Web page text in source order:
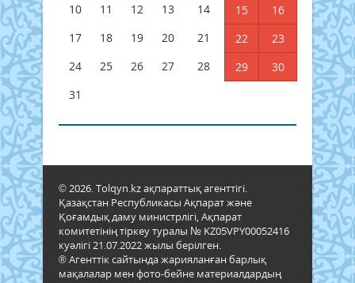
10
11 12 13 14 15
16
17
18 19 20 21 22
23
24
25 26 27 28 29
30
31
© 2026. Tolqyn.kz ақпараттық агенттігі.
Қазақстан Республикасы Ақпарат және
Қоғамдық даму министрлігі, Ақпарат
комитетінің тіркеу туралы № KZ05VPY00052416
куәлігі 21.07.2022 жылы берілген.
® Агенттік сайтында жарияланған барлық
мақалалар мен фото-бейне материалдардың